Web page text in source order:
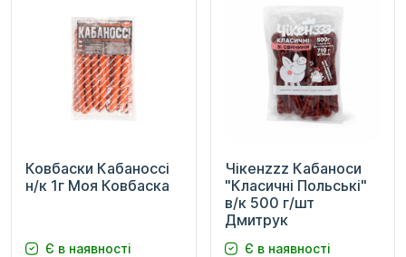
Ковбаски Кабаноссі
н/к 1г Моя Ковбаска
Є в наявності
Чікенzzz Кабаноси
"Класичні Польські"
в/к 500 г/шт
Дмитрук
Є в наявності